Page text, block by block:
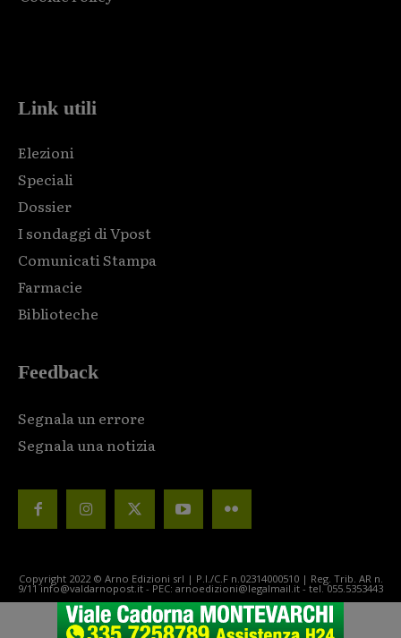
Link utili
Elezioni
Speciali
Dossier
I sondaggi di Vpost
Comunicati Stampa
Farmacie
Biblioteche
Feedback
Segnala un errore
Segnala una notizia
Copyright 2022 © Arno Edizioni srl | P.I./C.F n.02314000510 | Reg. Trib. AR n.
9/11 info@valdarnopost.it - PEC: arnoedizioni@legalmail.it - tel. 055.5353443